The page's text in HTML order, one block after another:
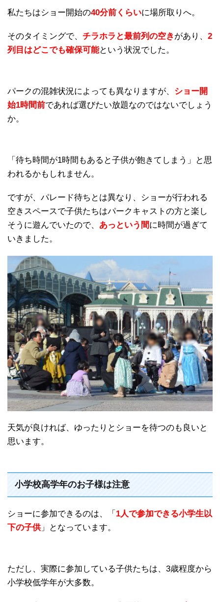
私たちはショー開始の40分前くらいに場所取りへ。
そのタイミングで、 チラホラと最前列の空き があり、 2
列目はどこでも確保可能という状況でした。
パークの混雑状況によっても異なりますが、 ショー開
始1時間前であれば選びたい放題なのではないでしょう
か。
「待ち時間が1時間もあると子供が飽きてしまう」と思
われるかもしれません。
ですが、パレード待ちとは異なり、ショーが行われる
空きスペースで子供たちはパークキャストの方と楽し
そうに遊んでいたので、 あっという間に時間が過ぎて
いきました。
天気が良ければ、ゆったりとショーを待つのも良いと
思います。
小学校高学年のお子様は注意
ショーに参加できるのは、「 1人で参加できる小学生以
下の子供」となっています。
ただし、実際に参加している子供たちは、3歳程度から
小学校低学年が大多数。